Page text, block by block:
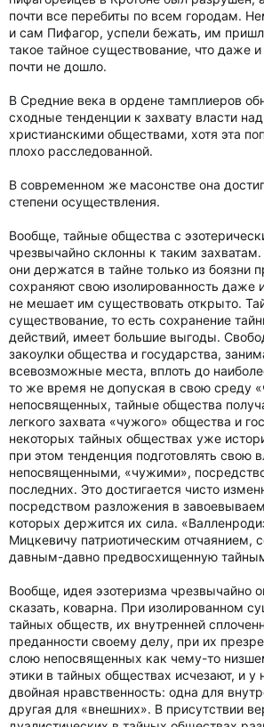
почти все перебиты по всем городам.
и сам Пифагор, успели бежать, им
такое тайное существование, что даже
почти не дошло.
В Средние века в ордене тамплиеров
сходные тенденции к захвату власти
христианскими обществами, хотя эта
плохо расследованной.
В современном же масонстве она
степени осуществления.
Вообще, тайные общества с
чрезвычайно склонны к таким
они держатся в тайне только из боязни
сохраняют свою изолированность даже
не мешает им существовать открыто.
существование, то есть сохранение
действий, имеет большие выгоды.
закоулки общества и государства,
всевозможные места, вплоть до
то же время не допуская в свою среду
непосвященных, тайные общества
легкого захвата «чужого» общества и
некоторых тайных обществах уже
при этом тенденция подготовлять свою
непосвященными, «чужими»,
последних. Это достигается чисто
посредством разложения в
которых держится их сила.
Мицкевичу патриотическим отчаянием,
давным-давно предвосхищенную
Вообще, идея эзотеризма чрезвычайно
сказать, коварна. При изолированном
тайных обществ, их внутренней
преданности своему делу, при их
слою непосвященных как чему-то
этики в тайных обществах исчезают, и у
двойная нравственность: одна для
другая для «внешних». В присутствии